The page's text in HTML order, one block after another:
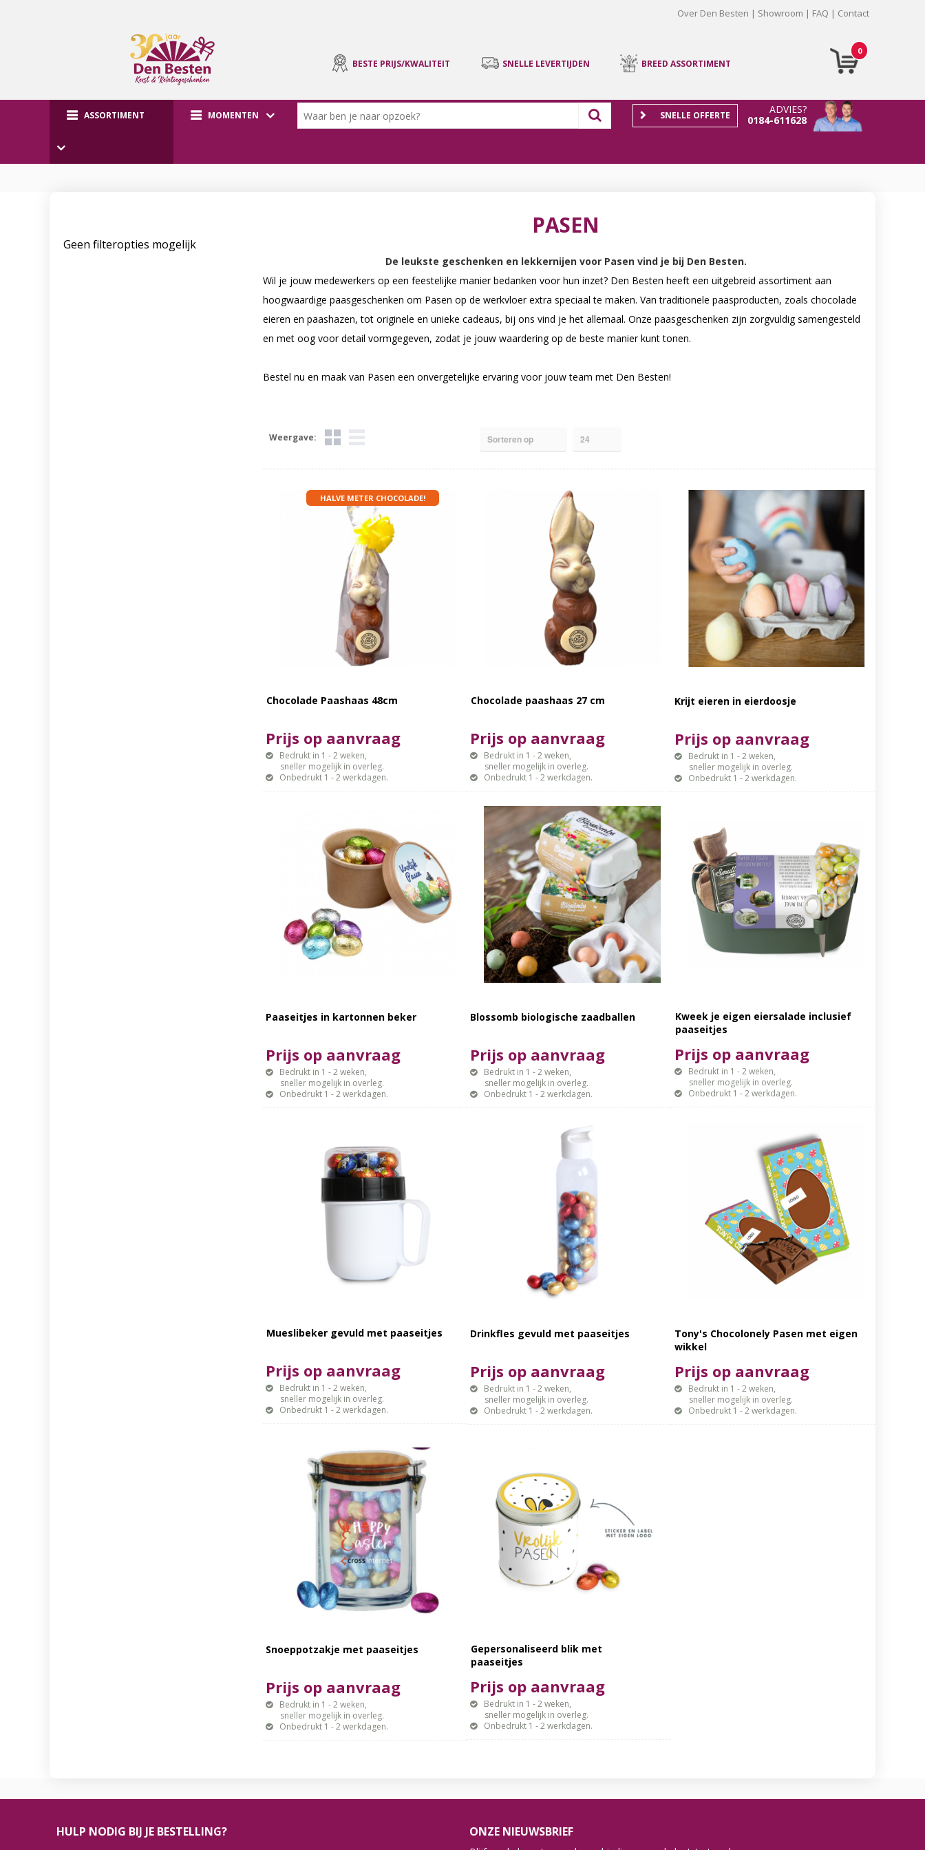
Over Den Besten Showroom FAQ Contact
0
BESTE PRIJS/KWALITEIT SNELLE LEVERTIJDEN BREED ASSORTIMENT
ASSORTIMENT MOMENTEN
ADVIES?
0184-611628
SNELLE OFFERTE
Geen filteropties mogelijk
PASEN
De leukste geschenken en lekkernijen voor Pasen vind je bij Den Besten.
Wil je jouw medewerkers op een feestelijke manier bedanken voor hun inzet? Den Besten heeft een uitgebreid assortiment aan
hoogwaardige paasgeschenken om Pasen op de werkvloer extra speciaal te maken. Van traditionele paasproducten, zoals chocolade
eieren en paashazen, tot originele en unieke cadeaus, bij ons vind je het allemaal. Onze paasgeschenken zijn zorgvuldig samengesteld
en met oog voor detail vormgegeven, zodat je jouw waardering op de beste manier kunt tonen.
Bestel nu en maak van Pasen een onvergetelijke ervaring voor jouw team met Den Besten!
Weergave:
HALVE METER CHOCOLADE!
Chocolade Paashaas 48cm
Prijs op aanvraag
Bedrukt in 1 - 2 weken,
sneller mogelijk in overleg.
Onbedrukt 1 - 2 werkdagen.
Chocolade paashaas 27 cm
Prijs op aanvraag
Bedrukt in 1 - 2 weken,
sneller mogelijk in overleg.
Onbedrukt 1 - 2 werkdagen.
Krijt eieren in eierdoosje
Prijs op aanvraag
Bedrukt in 1 - 2 weken,
sneller mogelijk in overleg.
Onbedrukt 1 - 2 werkdagen.
Paaseitjes in kartonnen beker
Prijs op aanvraag
Bedrukt in 1 - 2 weken,
sneller mogelijk in overleg.
Onbedrukt 1 - 2 werkdagen.
Blossomb biologische zaadballen
Prijs op aanvraag
Bedrukt in 1 - 2 weken,
sneller mogelijk in overleg.
Onbedrukt 1 - 2 werkdagen.
Kweek je eigen eiersalade inclusief
paaseitjes
Prijs op aanvraag
Bedrukt in 1 - 2 weken,
sneller mogelijk in overleg.
Onbedrukt 1 - 2 werkdagen.
Mueslibeker gevuld met paaseitjes
Prijs op aanvraag
Bedrukt in 1 - 2 weken,
sneller mogelijk in overleg.
Onbedrukt 1 - 2 werkdagen.
Drinkfles gevuld met paaseitjes
Prijs op aanvraag
Bedrukt in 1 - 2 weken,
sneller mogelijk in overleg.
Onbedrukt 1 - 2 werkdagen.
Tony's Chocolonely Pasen met eigen
wikkel
Prijs op aanvraag
Bedrukt in 1 - 2 weken,
sneller mogelijk in overleg.
Onbedrukt 1 - 2 werkdagen.
Snoeppotzakje met paaseitjes
Prijs op aanvraag
Bedrukt in 1 - 2 weken,
sneller mogelijk in overleg.
Onbedrukt 1 - 2 werkdagen.
Gepersonaliseerd blik met
paaseitjes
Prijs op aanvraag
Bedrukt in 1 - 2 weken,
sneller mogelijk in overleg.
Onbedrukt 1 - 2 werkdagen.
HULP NODIG BIJ JE BESTELLING? ONZE NIEUWSBRIEF